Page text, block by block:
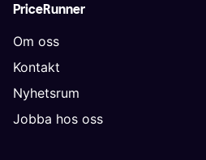
PriceRunner
Om oss
Kontakt
Nyhetsrum
Jobba hos oss